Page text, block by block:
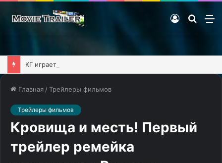
Поиск
Войти
KГ игpaeт: Mega Man Battle Network 3, часть 2
Главная /Трейлеры фильмов
Трейлеры фильмов
Кровища и месть! Первый
трейлер ремейка